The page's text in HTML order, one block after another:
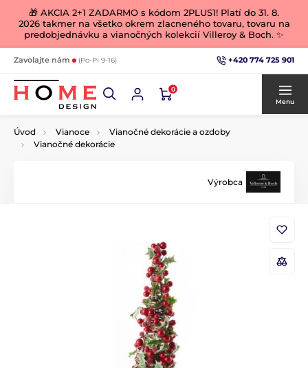
🎁 AKCIA 2+1 ZADARMO s kódom 2PLUS1! Platí do 31. 8.
2026 takmer na všetko okrem zlacneného tovaru, tovaru na
predobjednávku a vianočných kolekcií Villeroy & Boch. ✨
Zavolajte nám (Po-Pi 9-16) +420 774 725 901
0
Menu
Úvod Vianoce
Vianočné dekorácie a ozdoby
Vianočné dekorácie
Výrobca